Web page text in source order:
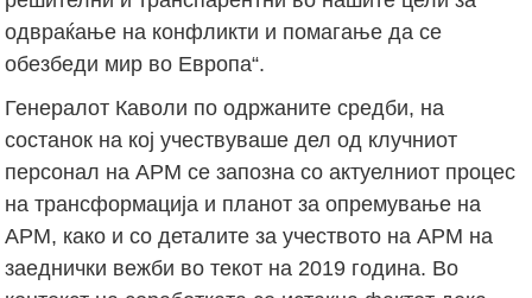
одвраќање на конфликти и помагање да се
обезбеди мир во Европа“.
Генералот Каволи по одржаните средби, на
состанок на кој учествуваше дел од клучниот
персонал на АРМ се запозна со актуелниот процес
на трансформација и планот за опремување на
АРМ, како и со деталите за учеството на АРМ на
заеднички вежби во текот на 2019 година. Во